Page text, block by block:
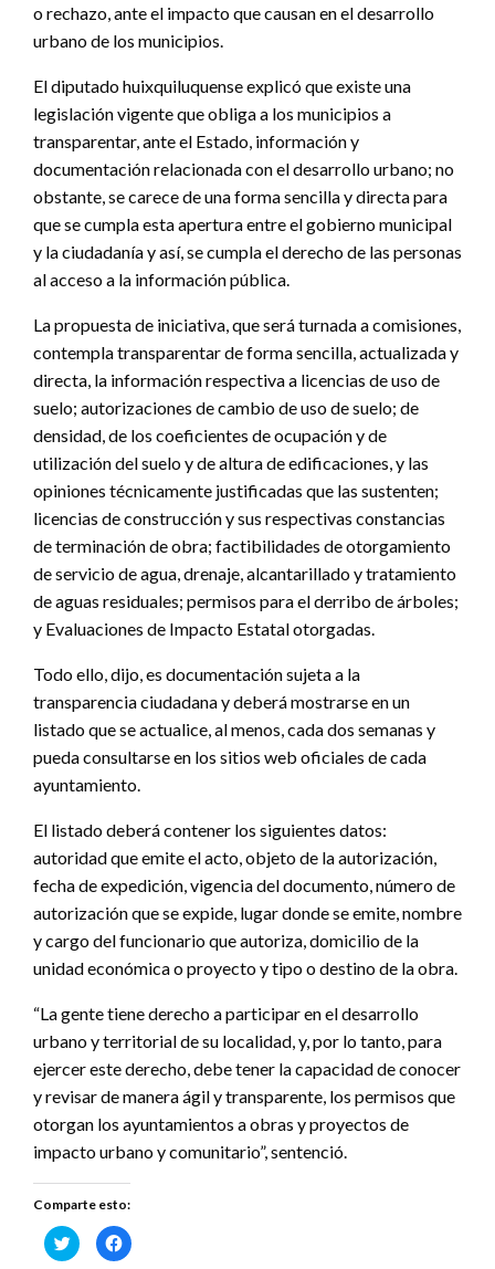
o rechazo, ante el impacto que causan en el desarrollo
urbano de los municipios.
El diputado huixquiluquense explicó que existe una
legislación vigente que obliga a los municipios a
transparentar, ante el Estado, información y
documentación relacionada con el desarrollo urbano; no
obstante, se carece de una forma sencilla y directa para
que se cumpla esta apertura entre el gobierno municipal
y la ciudadanía y así, se cumpla el derecho de las personas
al acceso a la información pública.
La propuesta de iniciativa, que será turnada a comisiones,
contempla transparentar de forma sencilla, actualizada y
directa, la información respectiva a licencias de uso de
suelo; autorizaciones de cambio de uso de suelo; de
densidad, de los coeficientes de ocupación y de
utilización del suelo y de altura de edificaciones, y las
opiniones técnicamente justificadas que las sustenten;
licencias de construcción y sus respectivas constancias
de terminación de obra; factibilidades de otorgamiento
de servicio de agua, drenaje, alcantarillado y tratamiento
de aguas residuales; permisos para el derribo de árboles;
y Evaluaciones de Impacto Estatal otorgadas.
Todo ello, dijo, es documentación sujeta a la
transparencia ciudadana y deberá mostrarse en un
listado que se actualice, al menos, cada dos semanas y
pueda consultarse en los sitios web oficiales de cada
ayuntamiento.
El listado deberá contener los siguientes datos:
autoridad que emite el acto, objeto de la autorización,
fecha de expedición, vigencia del documento, número de
autorización que se expide, lugar donde se emite, nombre
y cargo del funcionario que autoriza, domicilio de la
unidad económica o proyecto y tipo o destino de la obra.
“La gente tiene derecho a participar en el desarrollo
urbano y territorial de su localidad, y, por lo tanto, para
ejercer este derecho, debe tener la capacidad de conocer
y revisar de manera ágil y transparente, los permisos que
otorgan los ayuntamientos a obras y proyectos de
impacto urbano y comunitario”, sentenció.
Comparte esto:
Haz
clic
Haz
clic